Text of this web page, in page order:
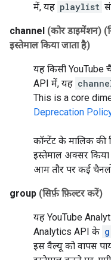
में, यह playlist
channel (कोर डाइमेंशन)
इस्तेमाल किया जाता है)
यह किसी YouTube
API में, यह
This is a core
Deprecation
कॉन्टेंट के मालिक की
इस्तेमाल अक्सर किया
आम तौर पर कई चैनलों
group (सिर्फ़ फ़िल्टर करें)
यह YouTube
Analytics API के
इस वैल्यू को वापस